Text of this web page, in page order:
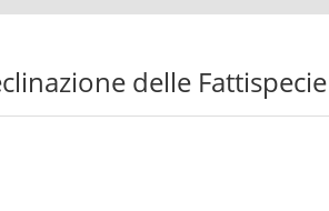
delle Fattispecie